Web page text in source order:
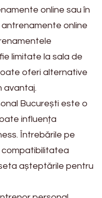
online sau în
antrenamente online
limitate la sala de
oferi alternative
avantaj.
București este o
influența
Întrebările pe
compatibilitatea
așteptările pentru